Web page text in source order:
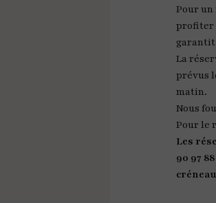
Pour un
profiter
La
prévus
matin.
Nous
Pour le
Les
90 97